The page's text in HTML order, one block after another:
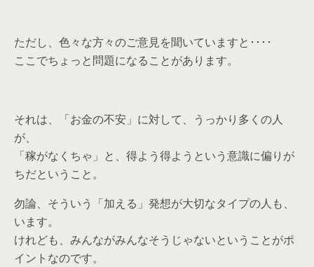
ただし、色々な方々のご意見を聞いていますと････
ここでちょっと問題になることがあります。
それは、「お金の不安」に対して、うっかり多くの人
が、
「稼がなくちゃ」と、得よう得ようという意識に偏りが
ちだということ。
勿論、そういう「加える」発想が大切なタイプの人も、
います。
けれども、みんながみんなそうじゃないということがポ
イントなのです。